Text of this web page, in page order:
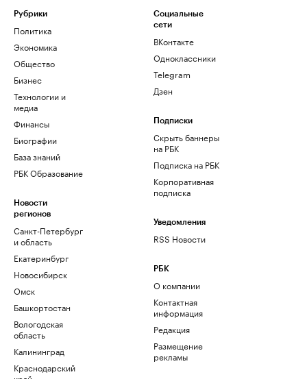
Рубрики
Политика
Экономика
Общество
Бизнес
Технологии и
медиа
Финансы
Биографии
База знаний
РБК Образование
Новости
регионов
Санкт-Петербург
и область
Екатеринбург
Новосибирск
Омск
Башкортостан
Вологодская
область
Калининград
Краснодарский
Социальные
сети
ВКонтакте
Одноклассники
Telegram
Дзен
Подписки
Скрыть баннеры
на РБК
Подписка на РБК
Корпоративная
подписка
Уведомления
RSS Новости
РБК
О компании
Контактная
информация
Редакция
Размещение
рекламы